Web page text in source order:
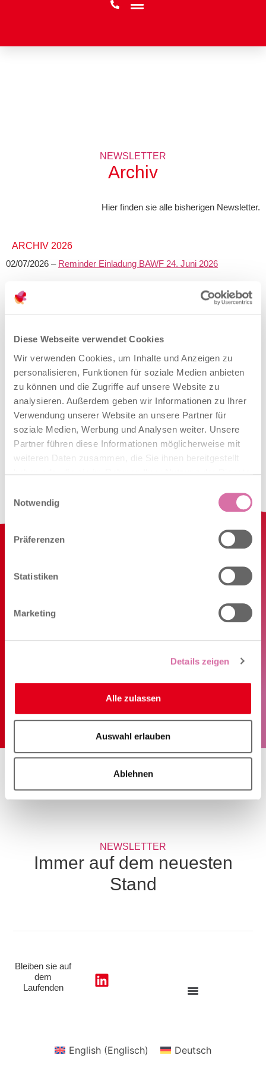
Diese Webseite verwendet Cookies
Wir verwenden Cookies, um Inhalte und Anzeigen zu
personalisieren, Funktionen für soziale Medien anbieten
zu können und die Zugriffe auf unsere Website zu
analysieren. Außerdem geben wir Informationen zu Ihrer
Verwendung unserer Website an unsere Partner für
soziale Medien, Werbung und Analysen weiter. Unsere
Partner führen diese Informationen möglicherweise mit
weiteren Daten zusammen, die Sie ihnen bereitgestellt
Notwendig
Präferenzen
Statistiken
Marketing
Details zeigen
Alle zulassen
Auswahl erlauben
Ablehnen
NEWSLETTER
Archiv
Hier finden sie alle bisherigen Newsletter.
ARCHIV 2026
02/07/2026 – Reminder Einladung BAWF 24. Juni 2026
ARCHIV 2025
17/12/2025 –
ARCHIV 2024
11/12/2024 –Newsletter 4_24
27/09/2024 –Newsletter 3_24
19/06/2024 –Newsletter 2_24
Sie haben Fragen? Dann
552 96 92
NEWSLETTER
Immer auf dem neuesten
Stand
Bleiben sie auf
dem
Laufenden
English (Englisch) Deutsch